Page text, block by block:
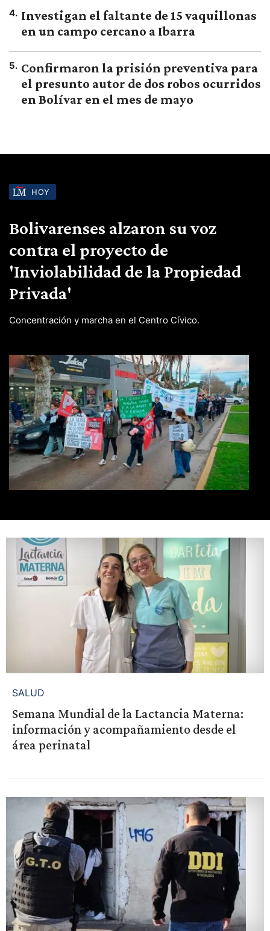
4. Investigan el faltante de 15 vaquillonas
en un campo cercano a Ibarra
5. Confirmaron la prisión preventiva para
el presunto autor de dos robos ocurridos
en Bolívar en el mes de mayo
HOY
Bolivarenses alzaron su voz
contra el proyecto de
'Inviolabilidad de la Propiedad
Privada'
Concentración y marcha en el Centro Cívico.
SALUD
Semana Mundial de la Lactancia Materna:
información y acompañamiento desde el
área perinatal